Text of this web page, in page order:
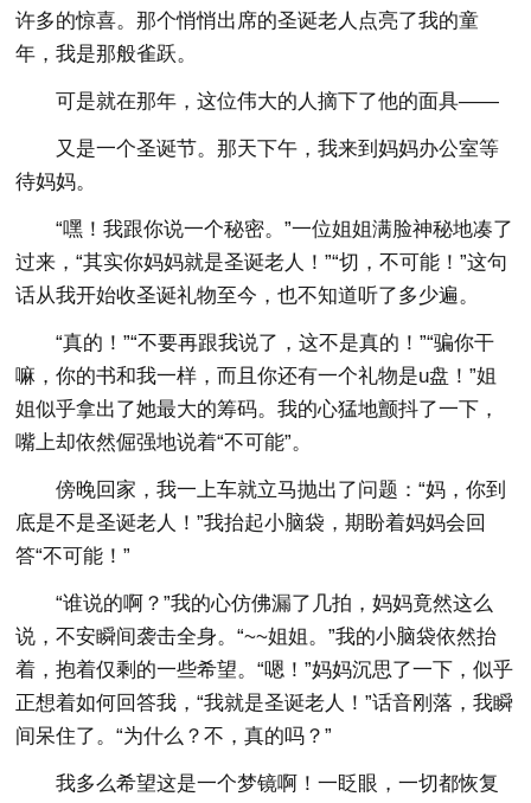
许多的惊喜。那个悄悄出席的圣诞老人点亮了我的童
年，我是那般雀跃。
可是就在那年，这位伟大的人摘下了他的面具——
又是一个圣诞节。那天下午，我来到妈妈办公室等
待妈妈。
“嘿！我跟你说一个秘密。”一位姐姐满脸神秘地凑了
过来，“其实你妈妈就是圣诞老人！”“切，不可能！”这句
话从我开始收圣诞礼物至今，也不知道听了多少遍。
“真的！”“不要再跟我说了，这不是真的！”“骗你干
嘛，你的书和我一样，而且你还有一个礼物是u盘！”姐
姐似乎拿出了她最大的筹码。我的心猛地颤抖了一下，
嘴上却依然倔强地说着“不可能”。
傍晚回家，我一上车就立马抛出了问题：“妈，你到
底是不是圣诞老人！”我抬起小脑袋，期盼着妈妈会回
答“不可能！”
“谁说的啊？”我的心仿佛漏了几拍，妈妈竟然这么
说，不安瞬间袭击全身。“~~姐姐。”我的小脑袋依然抬
着，抱着仅剩的一些希望。“嗯！”妈妈沉思了一下，似乎
正想着如何回答我，“我就是圣诞老人！”话音刚落，我瞬
间呆住了。“为什么？不，真的吗？”
我多么希望这是一个梦镜啊！一眨眼，一切都恢复